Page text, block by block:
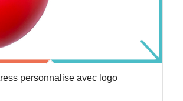
personnalise avec logo